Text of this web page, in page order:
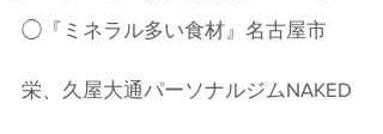
◯『ミネラル多い食材』名古屋市
栄、久屋大通パーソナルジムNAKED